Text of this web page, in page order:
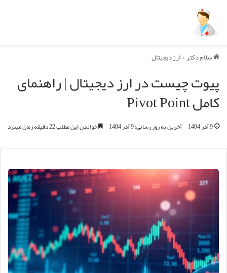
سلام دکتر>ارز دیجیتال
پیوت چیست در ارز دیجیتال | راهنمای
کامل Pivot Point
9 آذر 1404 آخرین به روز رسانی: 9 آذر 1404 خواندن این مطلب 22 دقیقه زمان میبرد